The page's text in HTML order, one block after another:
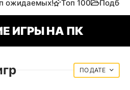
ожидаемых! Топ 100
ИГРЫ НА ПК
ДАТЕ